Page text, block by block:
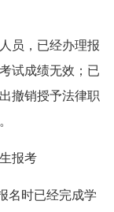
员，已经办理报
试成绩无效；已
撤销授予法律职
报考
名时已经完成学